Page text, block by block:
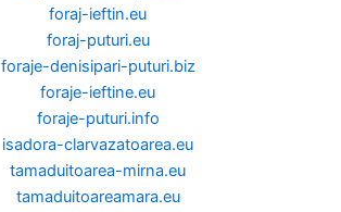
foraj-ieftin.eu
foraj-puturi.eu
foraje-denisipari-puturi.biz
foraje-ieftine.eu
foraje-puturi.info
isadora-clarvazatoarea.eu
tamaduitoarea-mirna.eu
tamaduitoareamara.eu